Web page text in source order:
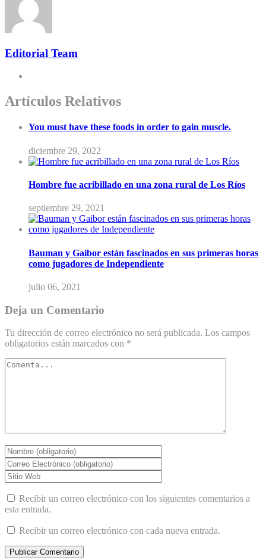
Editorial Team
Artículos Relativos
You must have these foods in order to gain muscle.
diciembre 29, 2022
Hombre fue acribillado en una zona rural de Los Ríos
septiembre 29, 2021
Bauman y Gaibor están fascinados en sus primeras horas
como jugadores de Independiente
julio 06, 2021
Deja un Comentario
Tu dirección de correo electrónico no será publicada. Los campos
obligatorios están marcados con *
Recibir un correo electrónico con los siguientes comentarios a
esta entrada.
Recibir un correo electrónico con cada nueva entrada.